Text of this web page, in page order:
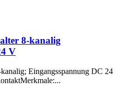
8-kanalig
V
Eingangsspannung DC 24